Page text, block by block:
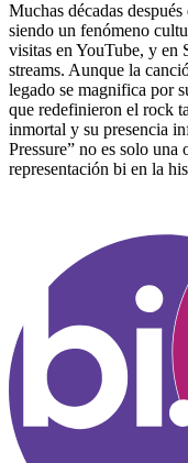
Muchas décadas
siendo un fenómeno
visitas en YouTube, y en
streams. Aunque la
legado se magnifica por
que redefinieron el rock
inmortal y su presencia
Pressure” no es solo una
representación bi en la